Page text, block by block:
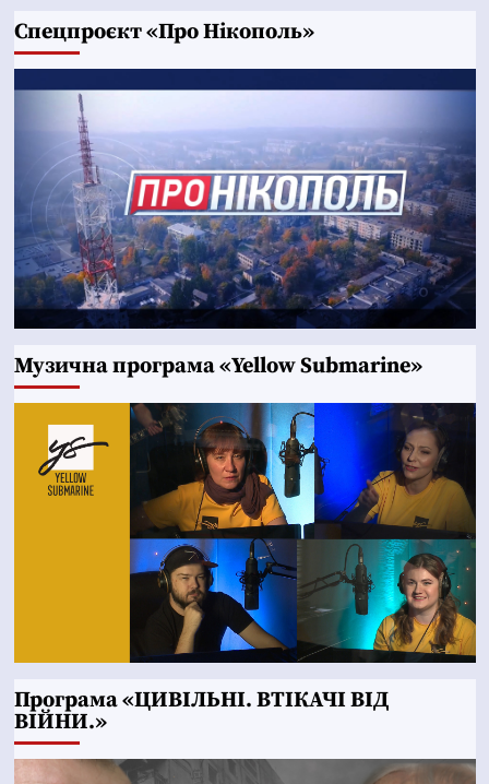
Cпецпроєкт «Про Нікополь»
Музична програма «Yellow Submarine»
Програма «ЦИВІЛЬНІ. ВТІКАЧІ ВІД
ВІЙНИ.»